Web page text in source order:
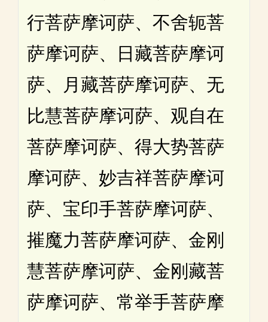
行菩萨摩诃萨、不舍轭菩
萨摩诃萨、日藏菩萨摩诃
萨、月藏菩萨摩诃萨、无
比慧菩萨摩诃萨、观自在
菩萨摩诃萨、得大势菩萨
摩诃萨、妙吉祥菩萨摩诃
萨、宝印手菩萨摩诃萨、
摧魔力菩萨摩诃萨、金刚
慧菩萨摩诃萨、金刚藏菩
萨摩诃萨、常举手菩萨摩